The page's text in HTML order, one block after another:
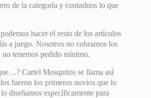
de la categoría y contadnos lo que
hacer el resto de los artículos
a juego. Nosotros no cobramos los
no tenemos pedido mínimo.
Cartel Mosquitos se llama así
fueron los primeros novios que lo
diseñamos específicamente para